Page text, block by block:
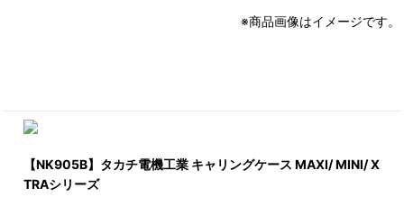
※商品画像はイメージです。
【NK905B】タカチ電機工業 キャリングケース MAXI/ MINI/ X
TRAシリーズ